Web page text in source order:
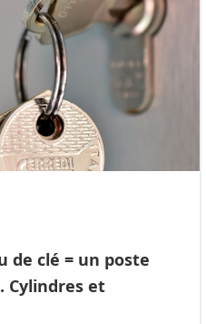
de clé = un poste
Cylindres et